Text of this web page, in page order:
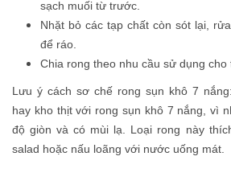
sạch muối từ trước.
Nhặt bỏ các tạp chất còn sót lại,
để ráo.
Chia rong theo nhu cầu sử dụng cho
Lưu ý cách sơ chế rong sụn khô 7
hay kho thịt với rong sụn khô 7 nắng, vì
độ giòn và có mùi lạ. Loại rong này
salad hoặc nấu loãng với nước uống mát.